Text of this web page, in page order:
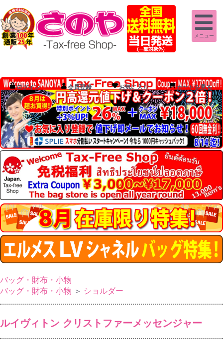
メニュー
ログイン 会員登録 お気に入り カートを見る
バッグ・財布・小物
バッグ・財布・小物 ＞ ショルダー
ルイヴィトン クリストファーメッセンジャー